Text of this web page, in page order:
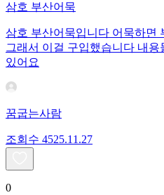
삼호 부산어묵
삼호 부산어묵입니다 어묵하면
그래서 이걸 구입했습니다 내용
있어요
꿈굽는사람
조회수 4525.11.27
0